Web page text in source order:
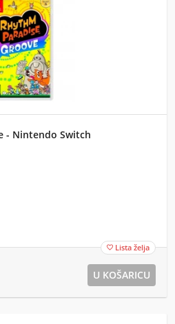
- Nintendo Switch
 Lista želja